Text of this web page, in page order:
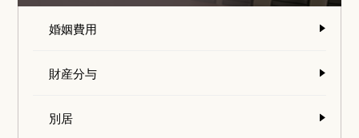
婚姻費用
財産分与
別居